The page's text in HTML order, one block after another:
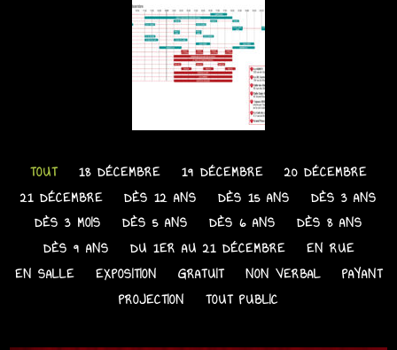
TOUT 18 DÉCEMBRE 19 DÉCEMBRE
20 DÉCEMBRE
21 DÉCEMBRE
DÈS 12 ANS DÈS 15 ANS
DÈS 3 ANS
DÈS 3 MOIS
DÈS 5 ANS DÈS 6 ANS
DÈS 8 ANS
DÈS 9 ANS
DU 1ER AU 21 DÉCEMBRE
EN RUE
EN SALLE
EXPOSITION GRATUIT NON VERBAL
PAYANT
PROJECTION
TOUT PUBLIC